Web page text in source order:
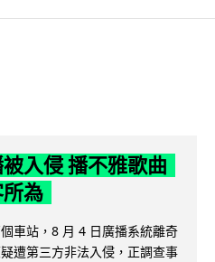
入侵 播不雅歌曲
為
車站，8 月 4 日廣播系統離奇
遭第三方非法入侵，正調查事